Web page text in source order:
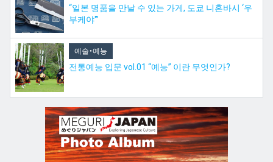
“일본 명품을 만날 수 있는 가게, 도쿄 니혼바시 ‘우
부케야'”
예술・예능
전통예능 입문 vol.01 “예능” 이란 무엇인가?